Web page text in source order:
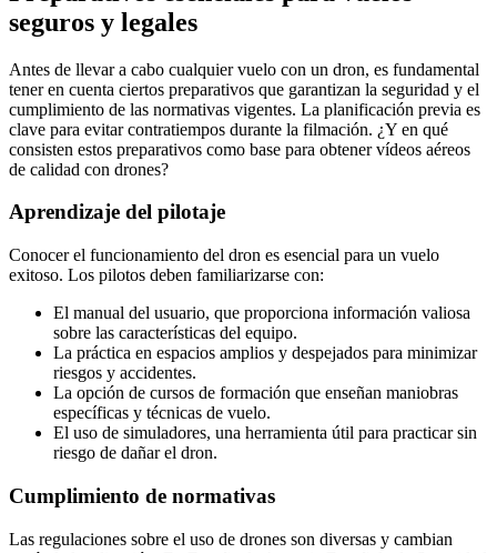
seguros y legales
Antes de llevar a cabo cualquier vuelo con un dron, es fundamental
tener en cuenta ciertos preparativos que garantizan la seguridad y el
cumplimiento de las normativas vigentes. La planificación previa es
clave para evitar contratiempos durante la filmación. ¿Y en qué
consisten estos preparativos como base para obtener vídeos aéreos
de calidad con drones?
Aprendizaje del pilotaje
Conocer el funcionamiento del dron es esencial para un vuelo
exitoso. Los pilotos deben familiarizarse con:
El manual del usuario, que proporciona información valiosa
sobre las características del equipo.
La práctica en espacios amplios y despejados para minimizar
riesgos y accidentes.
La opción de cursos de formación que enseñan maniobras
específicas y técnicas de vuelo.
El uso de simuladores, una herramienta útil para practicar sin
riesgo de dañar el dron.
Cumplimiento de normativas
Las regulaciones sobre el uso de drones son diversas y cambian